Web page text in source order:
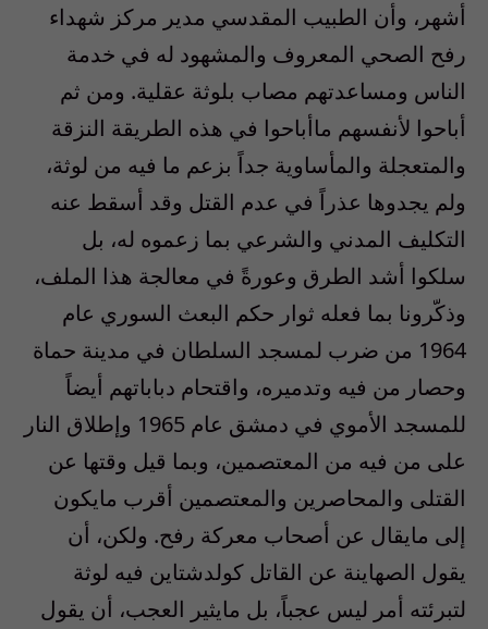
أشهر، وأن الطبيب المقدسي مدير مركز شهداء
رفح الصحي المعروف والمشهود له في خدمة
الناس ومساعدتهم مصاب بلوثة عقلية. ومن ثم
أباحوا لأنفسهم ماأباحوا في هذه الطريقة النزقة
والمتعجلة والمأساوية جداً بزعم ما فيه من لوثة،
ولم يجدوها عذراً في عدم القتل وقد أسقط عنه
التكليف المدني والشرعي بما زعموه له، بل
سلكوا أشد الطرق وعورةً في معالجة هذا الملف،
وذكّرونا بما فعله ثوار حكم البعث السوري عام
1964 من ضرب لمسجد السلطان في مدينة حماة
وحصار من فيه وتدميره، واقتحام دباباتهم أيضاً
للمسجد الأموي في دمشق عام 1965 وإطلاق النار
على من فيه من المعتصمين، وبما قيل وقتها عن
القتلى والمحاصرين والمعتصمين أقرب مايكون
إلى مايقال عن أصحاب معركة رفح. ولكن، أن
يقول الصهاينة عن القاتل كولدشتاين فيه لوثة
لتبرئته أمر ليس عجباً، بل مايثير العجب، أن يقول